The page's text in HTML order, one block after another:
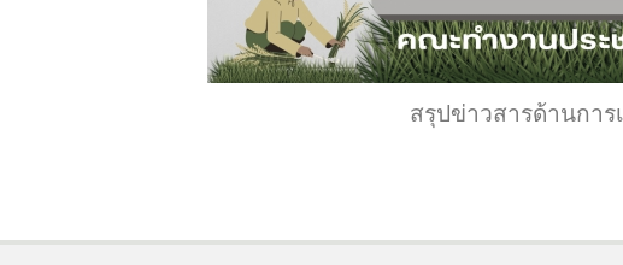
สรุปข่าวสารด้านกา